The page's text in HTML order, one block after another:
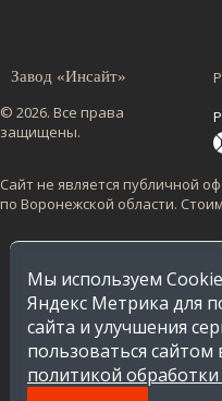
Завод «Инсайт»
© 2026. Все права
защищены.
Сайт не является публичной
по Воронежской области.
Мы используем
Яндекс Метрика для
сайта и улучшения
пользоваться сайтом
политикой